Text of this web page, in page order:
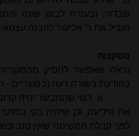
שבדור, ובעזרת לבוש שונה
מוביל את ר' אליעזר להבנה
מסקנות
נראה שאפשר להסיק
בהודעת בשורה רעה (בסוגריים -
א. רצוי שהמבשר יהיה
את הידיעה, וכן שיהיה בקי
לפני קבלת המשימה שאין טוב